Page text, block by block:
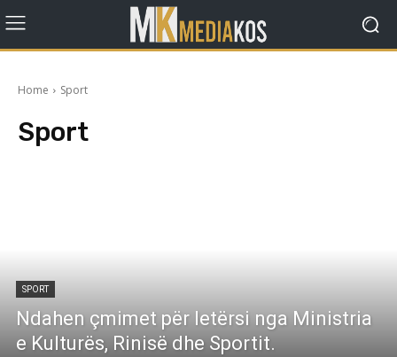
Home Sport
Sport
SPORT
Ndahen çmimet për letërsi nga Ministria
e Kulturës, Rinisë dhe Sportit.